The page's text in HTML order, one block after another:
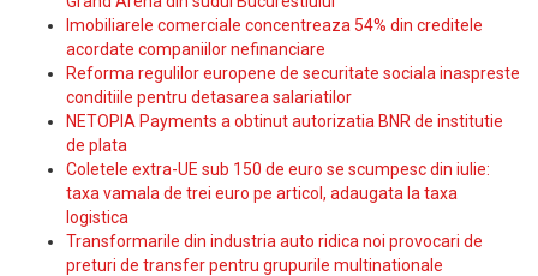
Imobiliarele comerciale concentreaza 54% din creditele
acordate companiilor nefinanciare
Reforma regulilor europene de securitate sociala inaspreste
conditiile pentru detasarea salariatilor
NETOPIA Payments a obtinut autorizatia BNR de institutie
de plata
Coletele extra-UE sub 150 de euro se scumpesc din iulie:
taxa vamala de trei euro pe articol, adaugata la taxa
logistica
Transformarile din industria auto ridica noi provocari de
preturi de transfer pentru grupurile multinationale